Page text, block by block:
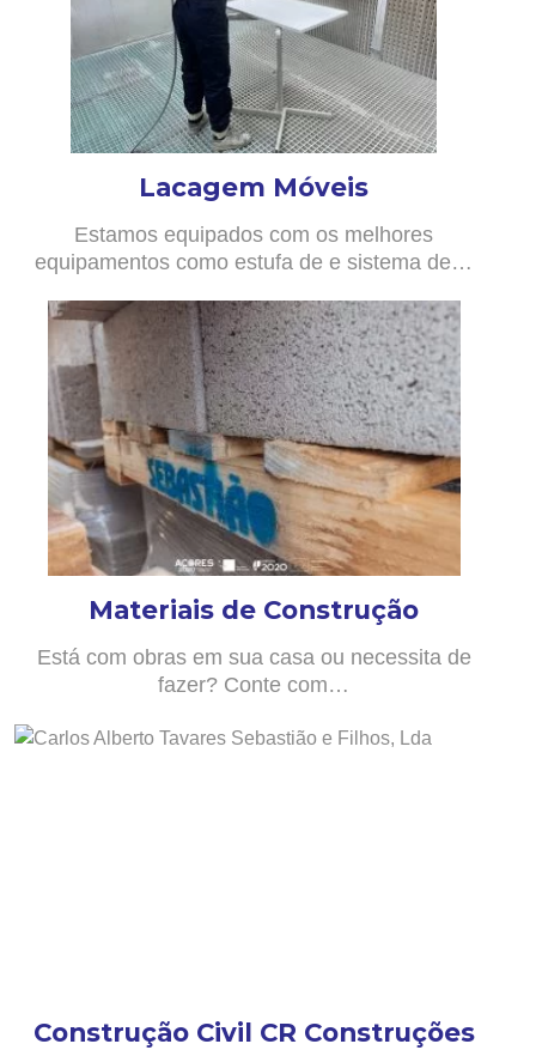
Lacagem Móveis
Estamos equipados com os melhores
equipamentos como estufa de e sistema de…
Materiais de Construção
Está com obras em sua casa ou necessita de
fazer? Conte com…
Construção Civil CR Construções